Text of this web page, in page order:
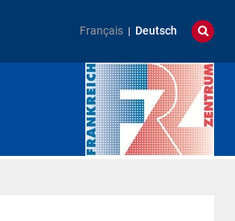
Français Deutsch